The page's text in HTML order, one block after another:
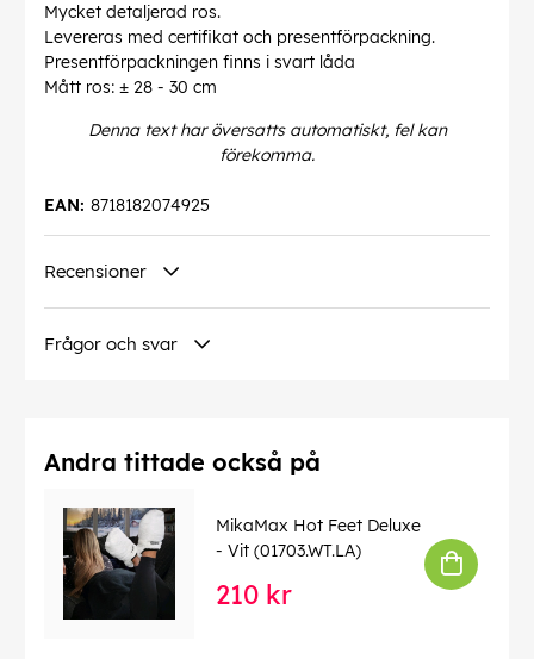
Mycket detaljerad ros.
Levereras med certifikat och presentförpackning.
Presentförpackningen finns i svart låda
Mått ros: ± 28 - 30 cm
Denna text har översatts automatiskt, fel kan
förekomma.
8718182074925
EAN:
Recensioner
Frågor och svar
Andra tittade också på
MikaMax Hot Feet Deluxe
- Vit (01703.WT.LA)
210 kr